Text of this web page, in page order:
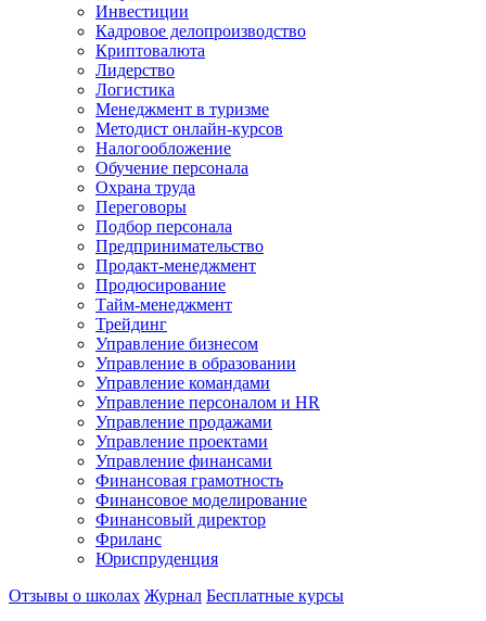
Инвестиции
Кадровое делопроизводство
Криптовалюта
Лидерство
Логистика
Менеджмент в туризме
Методист онлайн-курсов
Налогообложение
Обучение персонала
Охрана труда
Переговоры
Подбор персонала
Предпринимательство
Продакт-менеджмент
Продюсирование
Тайм-менеджмент
Трейдинг
Управление бизнесом
Управление в образовании
Управление командами
Управление персоналом и HR
Управление продажами
Управление проектами
Управление финансами
Финансовая грамотность
Финансовое моделирование
Финансовый директор
Фриланс
Юриспруденция
Отзывы о школах Журнал Бесплатные курсы